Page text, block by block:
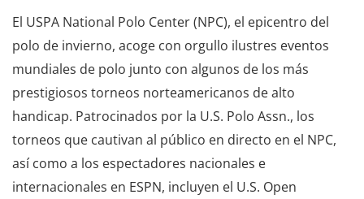
El USPA National Polo Center (NPC), el epicentro del
polo de invierno, acoge con orgullo ilustres eventos
mundiales de polo junto con algunos de los más
prestigiosos torneos norteamericanos de alto
handicap. Patrocinados por la U.S. Polo Assn., los
torneos que cautivan al público en directo en el NPC,
así como a los espectadores nacionales e
internacionales en ESPN, incluyen el U.S. Open